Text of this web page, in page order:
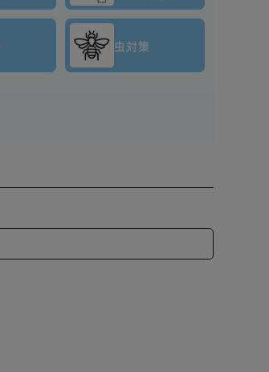
虫対策